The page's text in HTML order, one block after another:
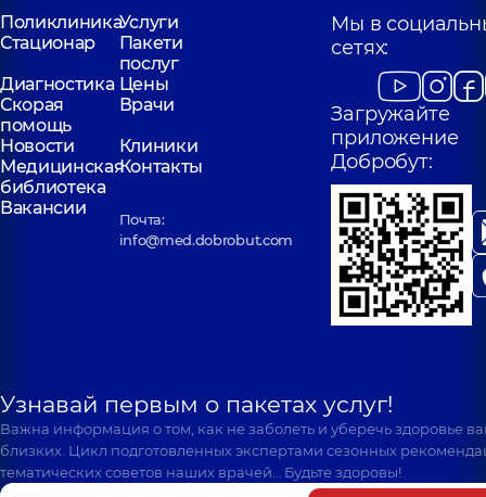
ПоликлиникаУслуги
Стационар
Пакети
послуг
Диагностика Цены
Скорая
помощь
Врачи
Новости
Клиники
Медицинская
библиотека
Контакты
Вакансии
Почта:
info@med.dobrobut.com
Мы в
сетях:
Загружайте
приложение
Добробут:
Узнавай первым о пакетах услуг!
Важна информация о том, как не заболеть и уберечь здоровье
близких. Цикл подготовленных экспертами сезонных
тематических советов наших врачей… Будьте здоровы!